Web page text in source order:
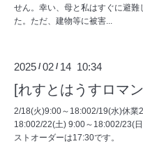
せん。幸い、母と私はすぐに避
た。ただ、建物等に被害...
2025 /02 / 14 10:34
[れすとはうすロマ
2/18(火)9:00～18:002/19(水)休業
18:002/22(土) 9:00～18:002/23(
ストオーダーは17:30です。